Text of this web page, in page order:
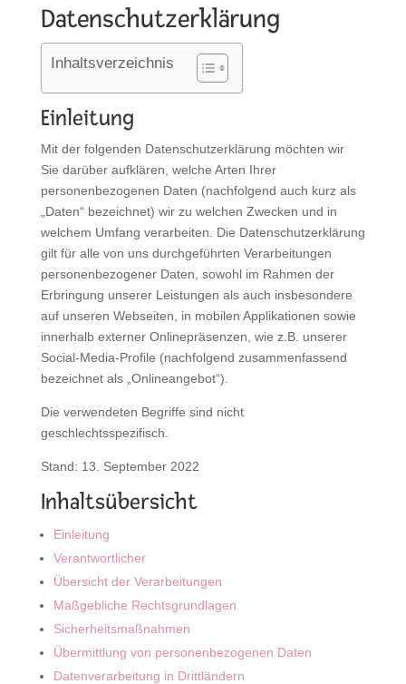
Datenschutzerklärung
Inhaltsverzeichnis
Einleitung
Mit der folgenden Datenschutzerklärung möchten wir
Sie darüber aufklären, welche Arten Ihrer
personenbezogenen Daten (nachfolgend auch kurz als
„Daten“ bezeichnet) wir zu welchen Zwecken und in
welchem Umfang verarbeiten. Die Datenschutzerklärung
gilt für alle von uns durchgeführten Verarbeitungen
personenbezogener Daten, sowohl im Rahmen der
Erbringung unserer Leistungen als auch insbesondere
auf unseren Webseiten, in mobilen Applikationen sowie
innerhalb externer Onlinepräsenzen, wie z.B. unserer
Social-Media-Profile (nachfolgend zusammenfassend
bezeichnet als „Onlineangebot“).
Die verwendeten Begriffe sind nicht
geschlechtsspezifisch.
Stand: 13. September 2022
Inhaltsübersicht
Einleitung
Verantwortlicher
Übersicht der Verarbeitungen
Maßgebliche Rechtsgrundlagen
Sicherheitsmaßnahmen
Übermittlung von personenbezogenen Daten
Datenverarbeitung in Drittländern